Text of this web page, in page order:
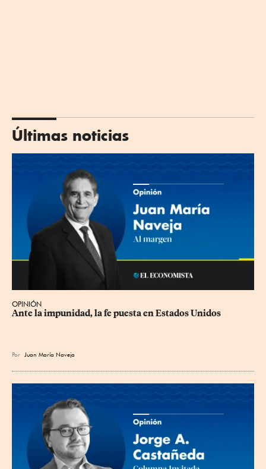
Últimas noticias
OPINIÓN
Ante la impunidad, la fe puesta en Estados Unidos
Por Juan María Naveja